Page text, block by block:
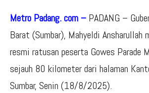
Metro Padang. com – PADANG –
Barat (Sumbar), Mahyeldi Ansharullah
resmi ratusan peserta Gowes Parade
sejauh 80 kilometer dari halaman
Sumbar, Senin (18/8/2025).